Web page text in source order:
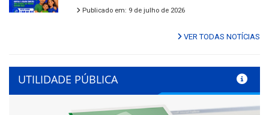
Publicado em: 9 de julho de 2026
VER TODAS NOTÍCIAS
UTILIDADE PÚBLICA